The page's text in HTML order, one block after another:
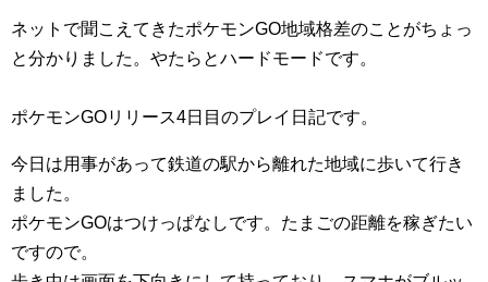
ネットで聞こえてきたポケモンGO地域格差のことがちょっ
と分かりました。やたらとハードモードです。
ポケモンGOリリース4日目のプレイ日記です。
今日は用事があって鉄道の駅から離れた地域に歩いて行き
ました。
ポケモンGOはつけっぱなしです。たまごの距離を稼ぎたい
ですので。